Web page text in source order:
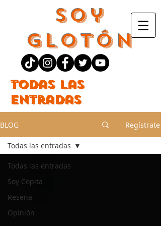
Soy
Glotón
Todas las
entradas
BLOG Regístrate
Todas las entradas
Soy Copita
Reseña
Opinión
Todas las entradas